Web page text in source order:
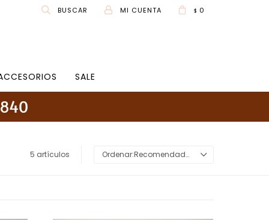
SALE
$ 0
5 artículos Recomendados